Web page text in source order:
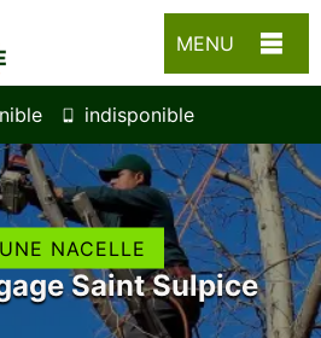
MENU
indisponible
NACELLE
Saint Sulpice